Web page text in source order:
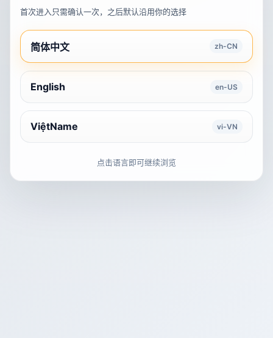
首次进入只需确认一次，之后默认沿用你的选择
简体中文 zh-CN
English en-US
ViệtName vi-VN
点击语言即可继续浏览